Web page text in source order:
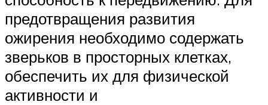
предотвращения развития
ожирения необходимо содержать
зверьков в просторных клетках,
обеспечить их для физической
активности и